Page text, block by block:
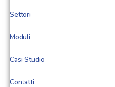
Settori
Moduli
Casi Studio
Contatti